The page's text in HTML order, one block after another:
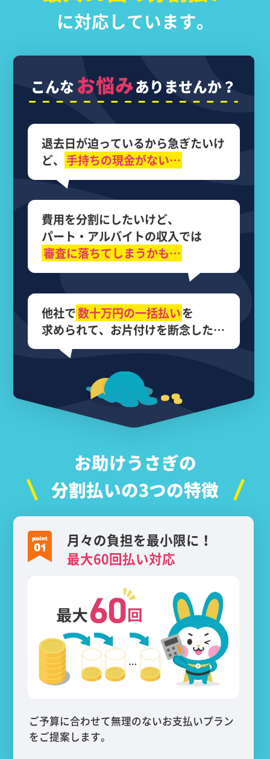
に対応しています。
こんなお悩みありませんか？
退去日が迫っているから急ぎたいけ
ど、 手持ちの現金がない…
費用を分割にしたいけど、
パート・アルバイトの収入では
審査に落ちてしまうかも…
他社で数十万円の一括払いを
求められて、 お片付けを断念した…
お助けうさぎの
分割払いの3つの特徴
月々の負担を最小限に！
最大60回払い対応
ご予算に合わせて無理のないお支払いプラン
をご提案します。